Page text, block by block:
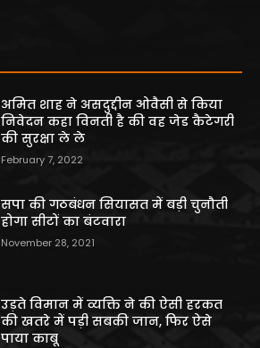
अमित शाह ने असदुद्दीन ओवैसी से किया
निवेदन कहा विनती है की वह जेड कैटेगरी
की सुरक्षा ले ले
February 7, 2022
सपा की गठबंधन सियासत में बड़ी चुनौती
होगा सीटों का बंटवारा
November 28, 2021
उड़ते विमान में व्यक्ति ने की ऐसी हरकत
की खतरे में पड़ी सबकी जान, फिर ऐसे
पाया काबू